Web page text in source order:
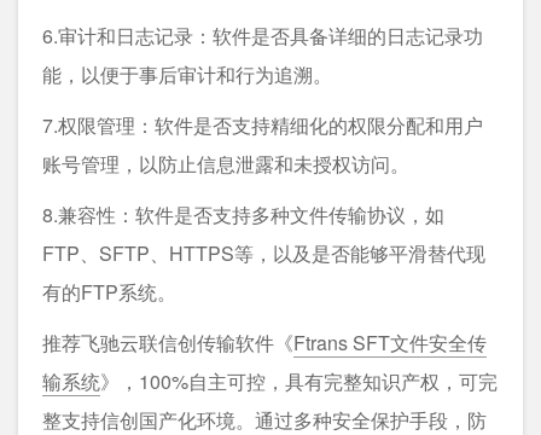
6.审计和日志记录：软件是否具备详细的日志记录功
能，以便于事后审计和行为追溯。
7.权限管理：软件是否支持精细化的权限分配和用户
账号管理，以防止信息泄露和未授权访问。
8.兼容性：软件是否支持多种文件传输协议，如
FTP、SFTP、HTTPS等，以及是否能够平滑替代现
有的FTP系统。
推荐飞驰云联信创传输软件《Ftrans SFT文件安全传
输系统》，100%自主可控，具有完整知识产权，可完
整支持信创国产化环境。通过多种安全保护手段，防